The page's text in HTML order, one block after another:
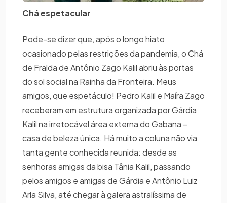
Chá espetacular
Pode-se dizer que, após o longo hiato
ocasionado pelas restrições da pandemia, o Chá
de Fralda de Antônio Zago Kalil abriu às portas
do sol social na Rainha da Fronteira. Meus
amigos, que espetáculo! Pedro Kalil e Maíra Zago
receberam em estrutura organizada por Gárdia
Kalil na irretocável área externa do Gabana –
casa de beleza única. Há muito a coluna não via
tanta gente conhecida reunida: desde as
senhoras amigas da bisa Tânia Kalil, passando
pelos amigos e amigas de Gárdia e Antônio Luiz
Arla Silva, até chegar à galera astralíssima de